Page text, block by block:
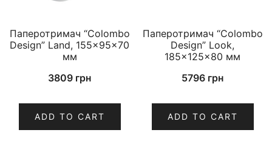
Паперотримач “Colombo
Design” Land, 155×95×70
мм
3809 грн
ADD TO CART
Паперотримач “Colombo
Design” Look,
185×125×80 мм
5796 грн
ADD TO CART